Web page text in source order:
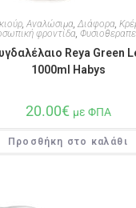
, Αναλώσιμα, Διάφορα,
φροντίδα,
Reya Green
1000ml Habys
20.00€ με ΦΠΑ
Προσθήκη στο καλάθι